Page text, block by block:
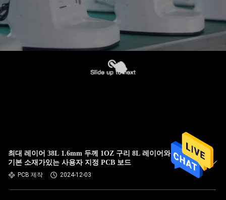
최대 레이어 38L 1.6mm 두께 1OZ 구리 8L 레이어와 Getek
기본 소재가있는 사용자 지정 PCB 보드
PCB 제작 2024-12-03